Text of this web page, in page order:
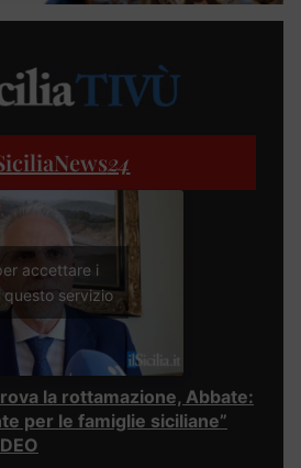
24
accettare i
questo servizio
la rottamazione, Abbate:
per le famiglie siciliane”